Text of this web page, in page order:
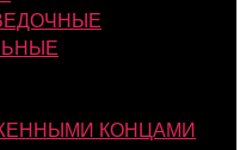
КОНЦАМИ